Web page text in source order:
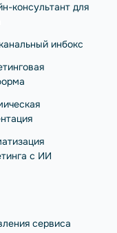
консультант для
инбокс
с ИИ
сервиса